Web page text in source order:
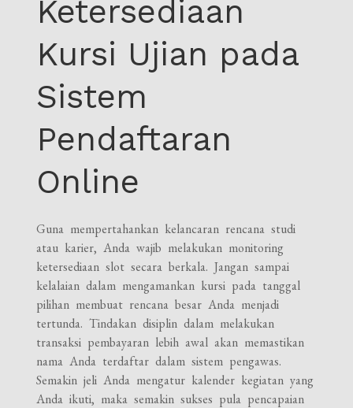
Ketersediaan
Kursi Ujian pada
Sistem
Pendaftaran
Online
Guna mempertahankan kelancaran rencana studi
atau karier, Anda wajib melakukan monitoring
ketersediaan slot secara berkala. Jangan sampai
kelalaian dalam mengamankan kursi pada tanggal
pilihan membuat rencana besar Anda menjadi
tertunda. Tindakan disiplin dalam melakukan
transaksi pembayaran lebih awal akan memastikan
nama Anda terdaftar dalam sistem pengawas.
Semakin jeli Anda mengatur kalender kegiatan yang
Anda ikuti, maka semakin sukses pula pencapaian